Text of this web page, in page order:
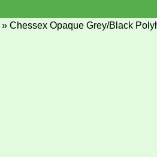
» Chessex Opaque Grey/Black